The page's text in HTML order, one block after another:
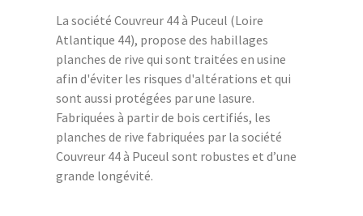
La société Couvreur 44 à Puceul (Loire
Atlantique 44), propose des habillages
planches de rive qui sont traitées en usine
afin d'éviter les risques d'altérations et qui
sont aussi protégées par une lasure.
Fabriquées à partir de bois certifiés, les
planches de rive fabriquées par la société
Couvreur 44 à Puceul sont robustes et d’une
grande longévité.